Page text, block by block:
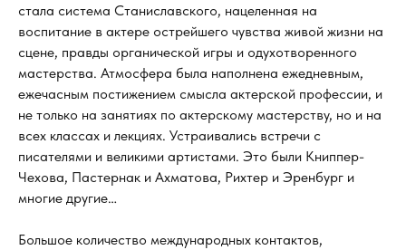
стала система Станиславского, нацеленная на
воспитание в актере острейшего чувства живой жизни на
сцене, правды органической игры и одухотворенного
мастерства. Атмосфера была наполнена ежедневным,
ежечасным постижением смысла актерской профессии, и
не только на занятиях по актерскому мастерству, но и на
всех классах и лекциях. Устраивались встречи с
писателями и великими артистами. Это были Книппер-
Чехова, Пастернак и Ахматова, Рихтер и Эренбург и
многие другие…
Большое количество международных контактов,